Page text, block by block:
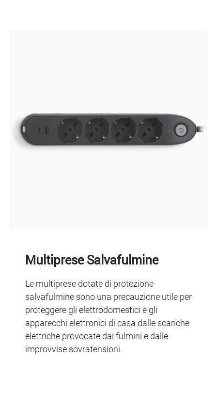
Multiprese Salvafulmine
Le multiprese dotate di protezione
salvafulmine sono una precauzione utile per
proteggere gli elettrodomestici e gli
apparecchi elettronici di casa dalle scariche
elettriche provocate dai fulmini e dalle
improvvise sovratensioni.